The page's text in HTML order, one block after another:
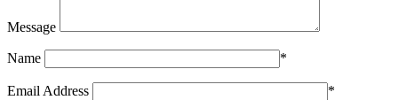
Message
Name *
Email Address *